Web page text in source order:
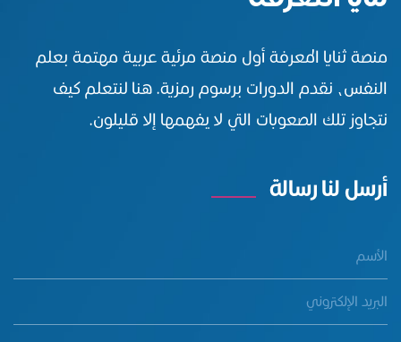
منصة ثنايا المعرفة أول منصة مرئية عربية مهتمة بعلم
النفس، نقدم الدورات برسوم رمزية. هنا لنتعلم كيف
نتجاوز تلك الصعوبات التي لا يفهمها إلا قليلون.
أرسل لنا رسالة